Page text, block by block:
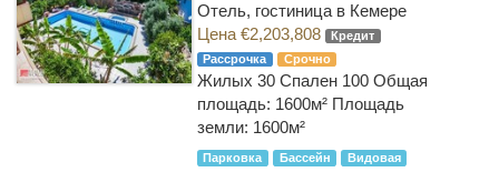
Отель, гостиница в Кемере
Цена €2,203,808
Кредит
Рассрочка
Срочно
Жилых 30 Спален 100 Общая
площадь: 1600м² Площадь
земли: 1600м²
Парковка Бассейн
Видовая